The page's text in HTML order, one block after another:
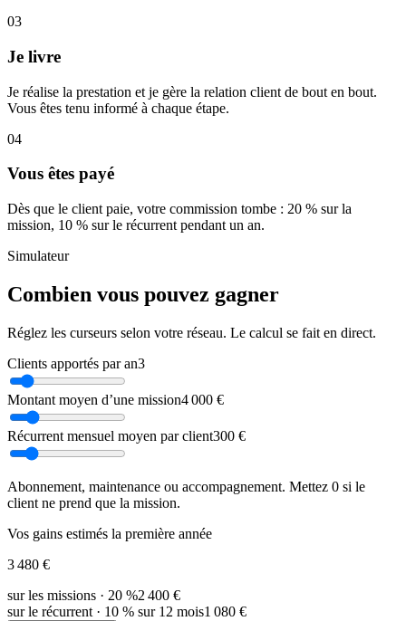
03
Je livre
Je réalise la prestation et je gère la relation client de bout en bout.
Vous êtes tenu informé à chaque étape.
04
Vous êtes payé
Dès que le client paie, votre commission tombe : 20 % sur la
mission, 10 % sur le récurrent pendant un an.
Simulateur
Combien vous pouvez gagner
Réglez les curseurs selon votre réseau. Le calcul se fait en direct.
Clients apportés par an3
Montant moyen d’une mission4 000 €
Récurrent mensuel moyen par client300 €
Abonnement, maintenance ou accompagnement. Mettez 0 si le
client ne prend que la mission.
Vos gains estimés la première année
3 480 €
sur les missions · 20 %2 400 €
sur le récurrent · 10 % sur 12 mois1 080 €